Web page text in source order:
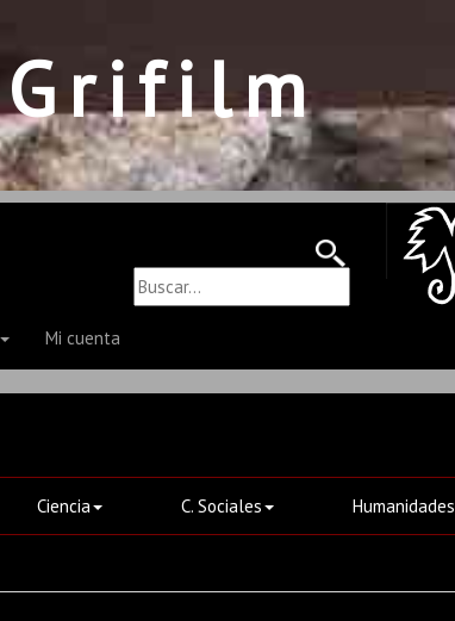
Mi cuenta
Ciencia C. Sociales Humanidades